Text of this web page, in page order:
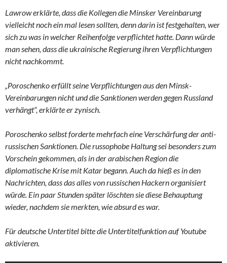
Lawrow erklärte, dass die Kollegen die Minsker Vereinbarung
vielleicht noch ein mal lesen sollten, denn darin ist festgehalten, wer
sich zu was in welcher Reihenfolge verpflichtet hatte. Dann würde
man sehen, dass die ukrainische Regierung ihren Verpflichtungen
nicht nachkommt.
„Poroschenko erfüllt seine Verpflichtungen aus den Minsk-
Vereinbarungen nicht und die Sanktionen werden gegen Russland
verhängt“, erklärte er zynisch.
Poroschenko selbst forderte mehrfach eine Verschärfung der anti-
russischen Sanktionen. Die russophobe Haltung sei besonders zum
Vorschein gekommen, als in der arabischen Region die
diplomatische Krise mit Katar begann. Auch da hieß es in den
Nachrichten, dass das alles von russischen Hackern organisiert
würde. Ein paar Stunden später löschten sie diese Behauptung
wieder, nachdem sie merkten, wie absurd es war.
Für deutsche Untertitel bitte die Untertitelfunktion auf Youtube
aktivieren.